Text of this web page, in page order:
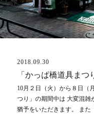
ブログ
2018.09.30
「かっぱ橋道具ま
10月２日（火）から８日（
つり」の期間中は 大変混雑
猶予をいただきます。 ま